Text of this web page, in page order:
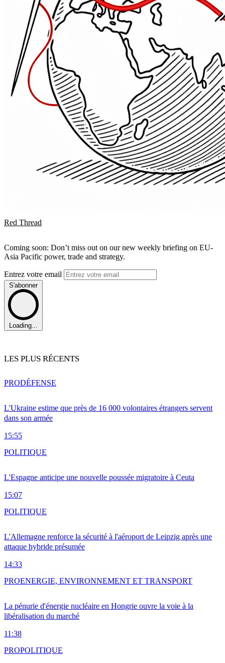
Red Thread
Coming soon: Don’t miss out on our new weekly briefing on EU-
Asia Pacific power, trade and strategy.
Entrez votre email
S'abonner
Loading...
LES PLUS RÉCENTS
L'Ukraine estime que près de 16 000 volontaires étrangers servent
dans son armée
15:55
PRODÉFENSE
L'Espagne anticipe une nouvelle poussée migratoire à Ceuta
15:07
POLITIQUE
L'Allemagne renforce la sécurité à l'aéroport de Leipzig après une
attaque hybride présumée
14:33
POLITIQUE
La pénurie d'énergie nucléaire en Hongrie ouvre la voie à la
libéralisation du marché
11:38
PROENERGIE, ENVIRONNEMENT ET TRANSPORT
PROPOLITIQUE